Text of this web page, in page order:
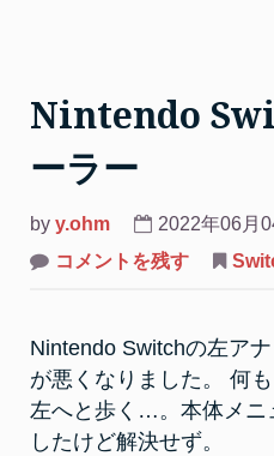
Nintendo
ーラー
by y.ohm 2022年06月
コメントを残すon
ト
ロ
ー
ラ
ー
Nintendo Switchの左ア
が悪くなりました。 何
左へと歩く…。本体メニ
したけど解決せず。